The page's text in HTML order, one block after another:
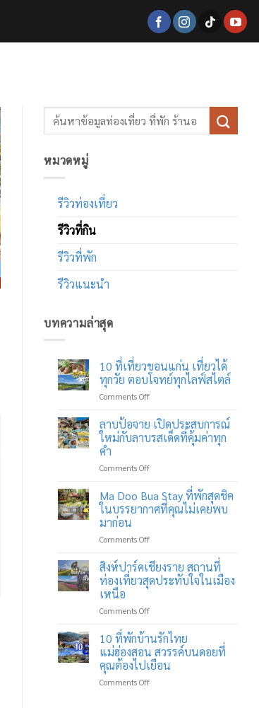
หมวดหมู่
รีวิวท่องเที่ยว
รีวิวที่กิน
รีวิวที่พัก
รีวิวแนะนำ
บทความล่าสุด
10 ที่เที่ยวขอนแก่น เที่ยวได้
ทุกวัย ตอบโจทย์ทุกไลฟ์สไตล์
Comments Offon
ที่
เที่ยว
ขอนแก่น
ได้
วัย
ตอบ
โจทย์
ไลฟ์
ลาบป้อจาย เปิดประสบการณ์
ใหม่กับลาบรสเด็ดที่คุ้มค่าทุก
คำ
Comments Offon
จาย
เปิด
ใหม่
ลาบ
รส
เด็ด
คุ้ม
ทุก
คำ
Ma Doo Bua Stay ที่พักสุดชิค
ในบรรยากาศที่คุณไม่เคยพบ
มาก่อน
Comments Offon
Doo
Bua
Stay
สุด
ใน
บรรยากาศ
ที่
คุณ
ไม่
สิงห์ปาร์คเชียงราย สถานที่
ท่องเที่ยวสุดประทับใจในเมือง
เหนือ
Comments Offon
ปาร์ค
เชียงราย
สถาน
ที่
ท่อง
10 ที่พักบ้านรักไทย
แม่ฮ่องสอน สวรรค์บนดอยที่
คุณต้องไปเยือน
Comments Offon